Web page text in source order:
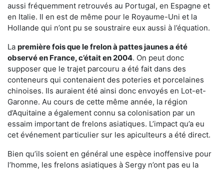
aussi fréquemment retrouvés au Portugal, en Espagne et
en Italie. Il en est de même pour le Royaume-Uni et la
Hollande qui n’ont pu se soustraire eux aussi à l’équation.
La première fois que le frelon à pattes jaunes a été
observé en France, c’était en 2004. On peut donc
supposer que le trajet parcouru a été fait dans des
conteneurs qui contenaient des poteries et porcelaines
chinoises. Ils auraient été ainsi donc envoyés en Lot-et-
Garonne. Au cours de cette même année, la région
d’Aquitaine a également connu sa colonisation par un
essaim important de frelons asiatiques. L’impact qu’a eu
cet événement particulier sur les apiculteurs a été direct.
Bien qu’ils soient en général une espèce inoffensive pour
l’homme, les frelons asiatiques à Sergy n’ont pas eu la